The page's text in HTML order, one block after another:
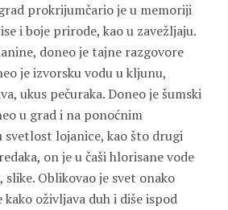
prokrijumčario je u memoriji
i boje prirode, kao u zavežljaju.
doneo je tajne razgovore
je izvorsku vodu u kljunu,
ukus pečuraka. Doneo je šumski
u grad i na ponoćnim
svetlost lojanice, kao što drugi
on je u čaši hlorisane vode
slike. Oblikovao je svet onako
kako oživljava duh i diše ispod